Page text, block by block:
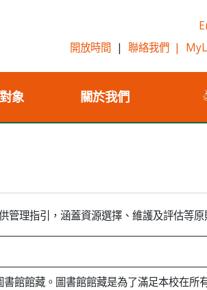
開放時間
| 聯絡我們 |
象 關於我們
理指引，涵蓋資源選擇、維護及評估等原
館館藏。圖書館館藏是為了滿足本校在所